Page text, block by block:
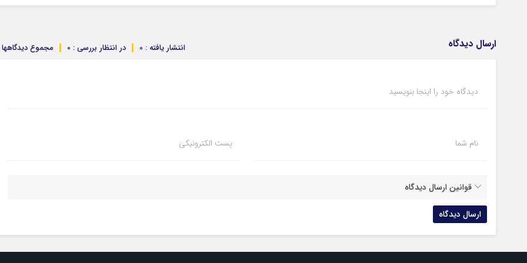
ارسال دیدگاه مجموع دیدگاهها در انتظار بررسی : 0 انتشار یافته : 0
دیدگاه خود را اینجا بنویسید
نام شما پست الکترونیکی
قوانین ارسال دیدگاه